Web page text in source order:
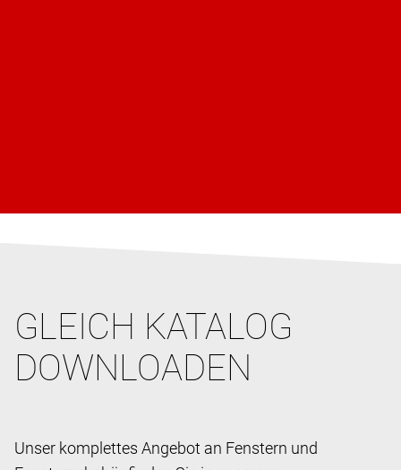
GLEICH KATALOG
DOWNLOADEN
Unser komplettes Angebot an Fenstern und